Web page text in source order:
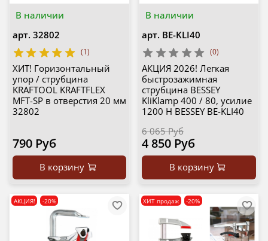
В наличии
арт. 32802
(1)
ХИТ! Горизонтальный
упор / струбцина
KRAFTOOL KRAFTFLEX
MFT-SP в отверстия 20 мм
32802
790 Руб
В корзину
В наличии
арт. BE-KLI40
(0)
АКЦИЯ 2026! Легкая
быстрозажимная
струбцина BESSEY
KliKlamp 400 / 80, усилие
1200 Н BESSEY BE-KLI40
6 065 Руб
4 850 Руб
В корзину
АКЦИЯ! -20% ХИТ продаж -20%